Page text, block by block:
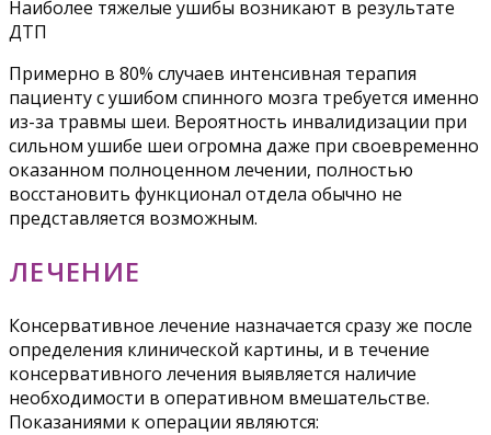
Наиболее тяжелые ушибы возникают в результате
ДТП
Примерно в 80% случаев интенсивная терапия
пациенту с ушибом спинного мозга требуется именно
из-за травмы шеи. Вероятность инвалидизации при
сильном ушибе шеи огромна даже при своевременно
оказанном полноценном лечении, полностью
восстановить функционал отдела обычно не
представляется возможным.
ЛЕЧЕНИЕ
Консервативное лечение назначается сразу же после
определения клинической картины, и в течение
консервативного лечения выявляется наличие
необходимости в оперативном вмешательстве.
Показаниями к операции являются: